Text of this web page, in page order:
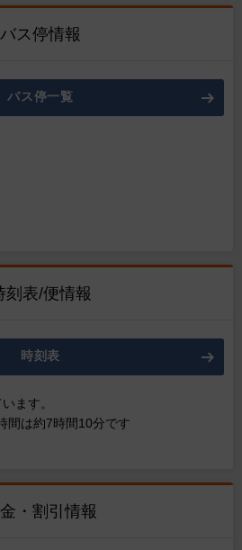
バス停情報
バス停一覧
刻表/便情報
時刻表
ます。
間は約7時間10分です
・割引情報